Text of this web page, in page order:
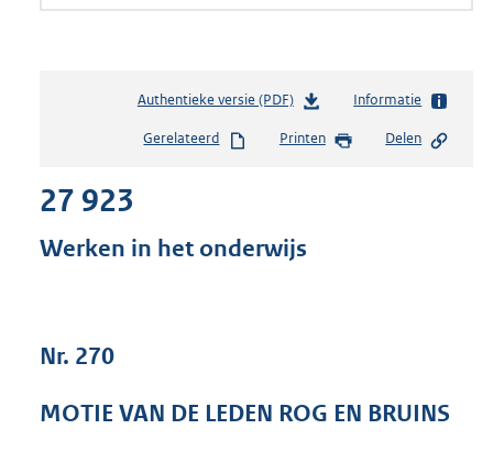
Authentieke versie (PDF)b
s
d
s
e
Informatie
Gerelateerd Printen Delen
27 923
Werken in het onderwijs
Nr. 270
MOTIE VAN DE LEDEN ROG EN BRUINS